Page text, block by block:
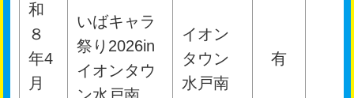
和
８
年4
月
いばキャラ
祭り2026in
イオンタウ
イオン
タウン
水戸南
有